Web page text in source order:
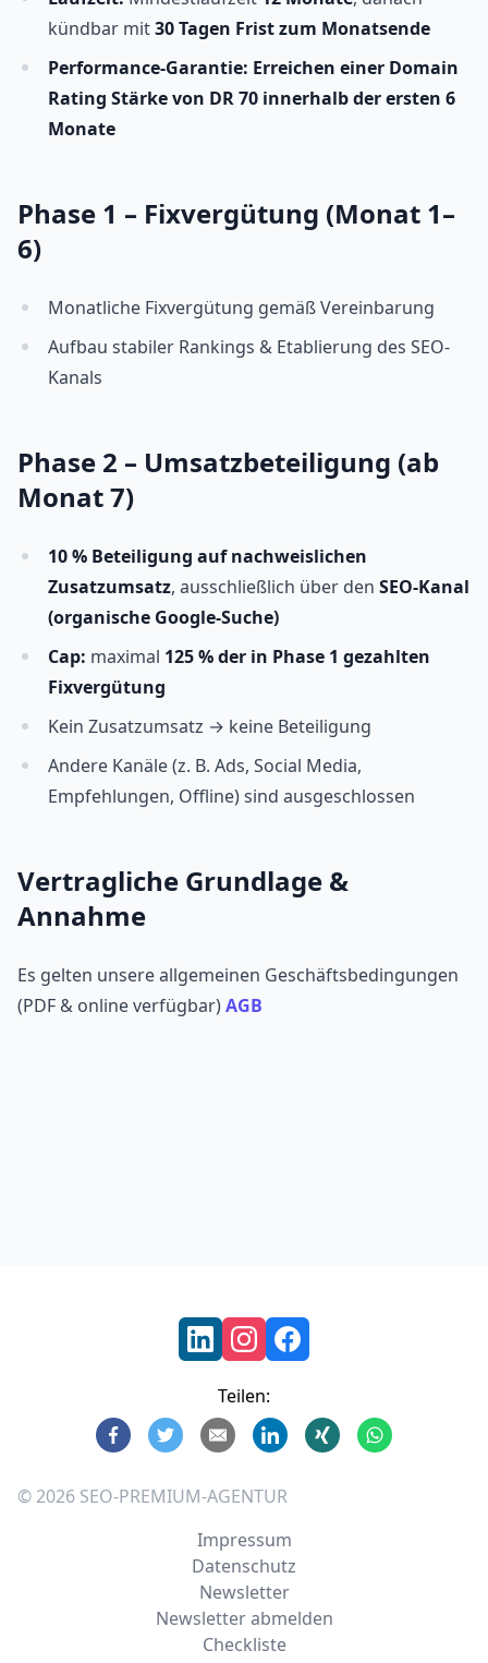
kündbar mit30 Tagen Frist zum Monatsende
Performance-Garantie: Erreichen einer Domain
Rating Stärke von DR 70 innerhalb der ersten 6
Monate
Phase 1 – Fixvergütung (Monat 1–
6)
Monatliche Fixvergütung gemäß Vereinbarung
Aufbau stabiler Rankings & Etablierung des SEO-
Kanals
Phase 2 – Umsatzbeteiligung (ab
Monat 7)
10 % Beteiligung auf nachweislichen
Zusatzumsatz, ausschließlich über den SEO-Kanal
(organische Google-Suche)
Cap: maximal 125 % der in Phase 1 gezahlten
Fixvergütung
Kein Zusatzumsatz → keine Beteiligung
Andere Kanäle (z. B. Ads, Social Media,
Empfehlungen, Offline) sind ausgeschlossen
Vertragliche Grundlage &
Annahme
Es gelten unsere allgemeinen Geschäftsbedingungen
(PDF & online verfügbar)AGB
Teilen:
© 2026 SEO-PREMIUM-AGENTUR
Impressum
Datenschutz
Newsletter
Newsletter abmelden
Checkliste